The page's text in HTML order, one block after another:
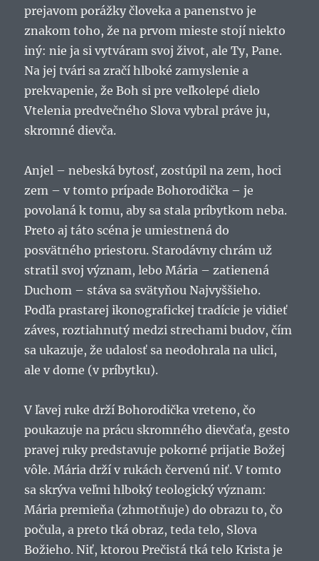
prejavom porážky človeka a panenstvo je
znakom toho, že na prvom mieste stojí niekto
iný: nie ja si vytváram svoj život, ale Ty, Pane.
Na jej tvári sa zračí hlboké zamyslenie a
prekvapenie, že Boh si pre veľkolepé dielo
Vtelenia predvečného Slova vybral práve ju,
skromné dievča.
Anjel – nebeská bytosť, zostúpil na zem, hoci
zem – v tomto prípade Bohorodička – je
povolaná k tomu, aby sa stala príbytkom neba.
Preto aj táto scéna je umiestnená do
posvätného priestoru. Starodávny chrám už
stratil svoj význam, lebo Mária – zatienená
Duchom – stáva sa svätyňou Najvyššieho.
Podľa prastarej ikonografickej tradície je vidieť
záves, roztiahnutý medzi strechami budov, čím
sa ukazuje, že udalosť sa neodohrala na ulici,
ale v dome (v príbytku).
V ľavej ruke drží Bohorodička vreteno, čo
poukazuje na prácu skromného dievčaťa, gesto
pravej ruky predstavuje pokorné prijatie Božej
vôle. Mária drží v rukách červenú niť. V tomto
sa skrýva veľmi hlboký teologický význam:
Mária premieňa (zhmotňuje) do obrazu to, čo
počula, a preto tká obraz, teda telo, Slova
Božieho. Niť, ktorou Prečistá tká telo Krista je